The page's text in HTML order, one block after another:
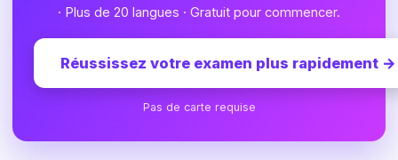
· Plus de 20 langues · Gratuit pour commencer.
Réussissez votre examen plus rapidement →
Pas de carte requise